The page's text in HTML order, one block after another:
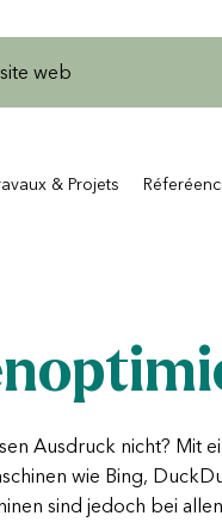
web
& Projets
Ausdruck nicht? Mit
wie Bing,
sind jedoch bei